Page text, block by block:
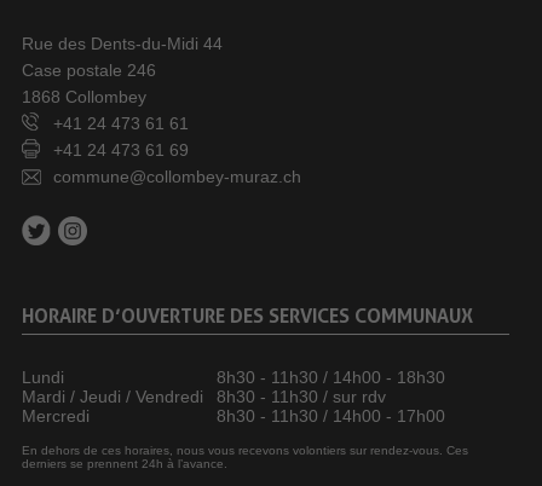
Rue des Dents-du-Midi 44
Case postale 246
1868 Collombey
+41 24 473 61 61
+41 24 473 61 69
commune@collombey-muraz.ch
HORAIRE D’OUVERTURE DES SERVICES COMMUNAUX
Lundi
8h30 - 11h30 / 14h00 - 18h30
Mardi / Jeudi / Vendredi
8h30 - 11h30 / sur rdv
Mercredi
8h30 - 11h30 / 14h00 - 17h00
En dehors de ces horaires, nous vous recevons volontiers sur rendez-vous. Ces
derniers se prennent 24h à l’avance.